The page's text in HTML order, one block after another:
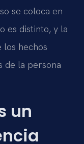
se coloca en
es distinto, y la
los hechos
de la persona
un